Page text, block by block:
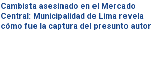
Cambista asesinado en el Mercado
Central: Municipalidad de Lima revela
cómo fue la captura del presunto autor